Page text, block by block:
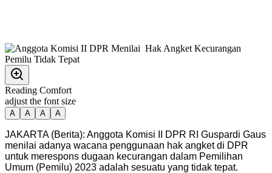
Reading Comfort
adjust the font size
A A A A
JAKARTA (Berita): Anggota Komisi II DPR RI Guspardi Gaus
menilai adanya wacana penggunaan hak angket di DPR
untuk merespons dugaan kecurangan dalam Pemilihan
Umum (Pemilu) 2023 adalah sesuatu yang tidak tepat.